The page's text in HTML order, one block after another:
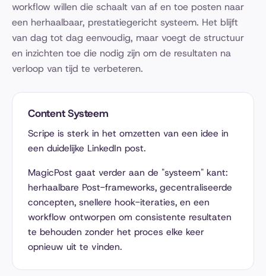
workflow willen die schaalt van af en toe posten naar
een herhaalbaar, prestatiegericht systeem. Het blijft
van dag tot dag eenvoudig, maar voegt de structuur
en inzichten toe die nodig zijn om de resultaten na
verloop van tijd te verbeteren.
Content Systeem
Scripe is sterk in het omzetten van een idee in
een duidelijke LinkedIn post.
MagicPost gaat verder aan de "systeem" kant:
herhaalbare Post-frameworks, gecentraliseerde
concepten, snellere hook-iteraties, en een
workflow ontworpen om consistente resultaten
te behouden zonder het proces elke keer
opnieuw uit te vinden.